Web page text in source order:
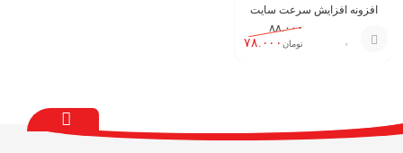
افزونه افزایش سرعت سایت
وردپرس۸۸.۰۰۰
تومان۷۸.۰۰۰
سبد